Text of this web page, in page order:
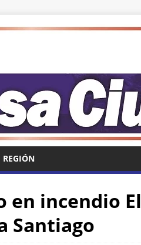
REGIÓN
en incendio El
Santiago